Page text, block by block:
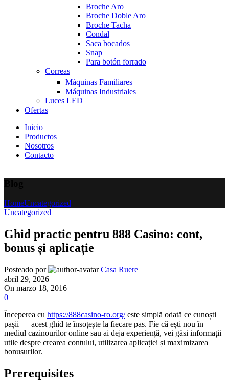
Broche Aro
Broche Doble Aro
Broche Tacha
Condal
Saca bocados
Snap
Para botón forrado
Correas
Máquinas Familiares
Máquinas Industriales
Luces LED
Ofertas
Inicio
Productos
Nosotros
Contacto
HomeUncategorized
Uncategorized
Ghid practic pentru 888 Casino: cont,
bonus și aplicație
Posteado por
Casa Ruere
abril 29, 2026
On marzo 18, 2016
0
Începerea cu https://888casino-ro.org/este simplă odată ce cunoști
pașii — acest ghid te însoțește la fiecare pas. Fie că ești nou în
mediul cazinourilor online sau ai deja experiență, vei găsi informații
utile despre crearea contului, utilizarea aplicației și maximizarea
bonusurilor.
Prerequisites